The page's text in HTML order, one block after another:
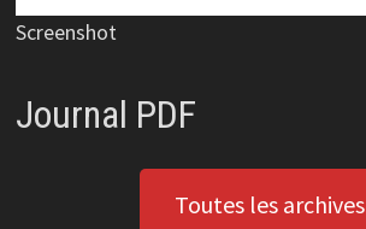
Screenshot
Journal PDF
Toutes les archives